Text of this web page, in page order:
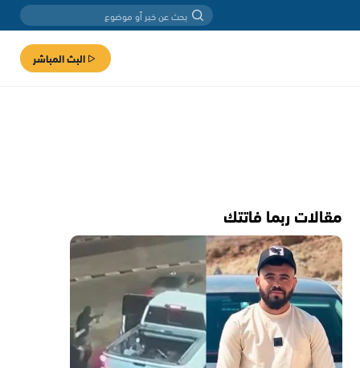
البث المباشر
مقالات ربما فاتتك